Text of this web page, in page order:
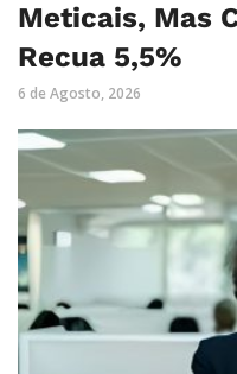
Meticais, Mas
Recua 5,5%
6 de Agosto, 2026